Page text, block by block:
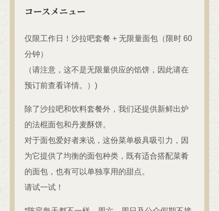
コースメニュー
仅限工作日！沙拉吧套餐 + 无限量面包（限时 60
分钟）
（请注意，这不是无限量供应的馅饼，因此请在
预订前查看详情。）)
除了沙拉吧和饮料套餐外，我们还提供新鲜出炉
的法棍面包和丹麦酥饼。
对于面包爱好者来说，这份菜单极具吸引力，因
为它提供了均衡的面包种类，既有适合搭配菜肴
的面包，也有可以单独享用的甜点。
请试一试！